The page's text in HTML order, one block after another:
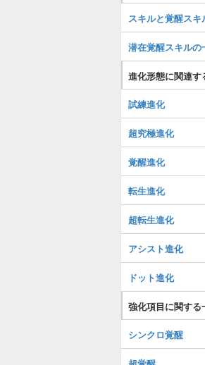
スキルと覚醒スキ
潜在覚醒スキルの
進化形態に関連す
試練進化
超究極進化
覚醒進化
転生進化
超転生進化
アシスト進化
ドット進化
強化項目に関する
シンクロ覚醒